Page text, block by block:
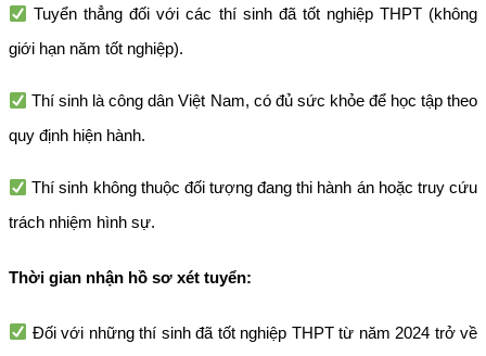
Tuyển thẳng đối với các thí sinh đã tốt nghiệp THPT (không
giới hạn năm tốt nghiệp).
Thí sinh là công dân Việt Nam, có đủ sức khỏe để học tập theo
quy định hiện hành.
Thí sinh không thuộc đối tượng đang thi hành án hoặc truy cứu
trách nhiệm hình sự.
Thời gian nhận hồ sơ xét tuyển:
Đối với những thí sinh đã tốt nghiệp THPT từ năm 2024 trở về